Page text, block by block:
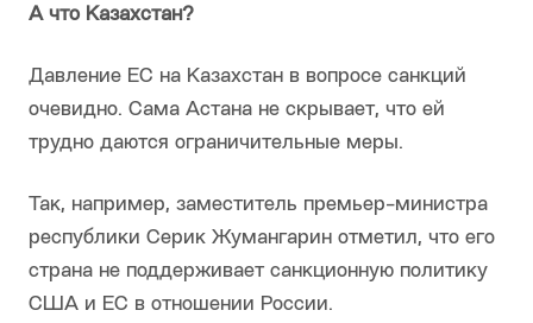
А что Казахстан?
Давление ЕС на Казахстан в вопросе санкций
очевидно. Сама Астана не скрывает, что ей
трудно даются ограничительные меры.
Так, например, заместитель премьер-министра
республики Серик Жумангарин отметил, что его
страна не поддерживает санкционную политику
США и ЕС в отношении России.